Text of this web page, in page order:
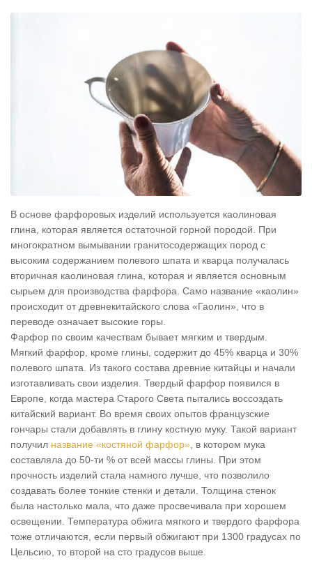
В основе фарфоровых изделий используется каолиновая
глина, которая является остаточной горной породой. При
многократном вымывании гранитосодержащих пород с
высоким содержанием полевого шпата и кварца получалась
вторичная каолиновая глина, которая и является основным
сырьем для производства фарфора. Само название «каолин»
происходит от древнекитайского слова «Гаолин», что в
переводе означает высокие горы.
Фарфор по своим качествам бывает мягким и твердым.
Мягкий фарфор, кроме глины, содержит до 45% кварца и 30%
полевого шпата. Из такого состава древние китайцы и начали
изготавливать свои изделия. Твердый фарфор появился в
Европе, когда мастера Старого Света пытались воссоздать
китайский вариант. Во время своих опытов французские
гончары стали добавлять в глину костную муку. Такой вариант
получил название «костяной фарфор» , в котором мука
составляла до 50-ти % от всей массы глины. При этом
прочность изделий стала намного лучше, что позволило
создавать более тонкие стенки и детали. Толщина стенок
была настолько мала, что даже просвечивала при хорошем
освещении. Температура обжига мягкого и твердого фарфора
тоже отличаются, если первый обжигают при 1300 градусах по
Цельсию, то второй на сто градусов выше.